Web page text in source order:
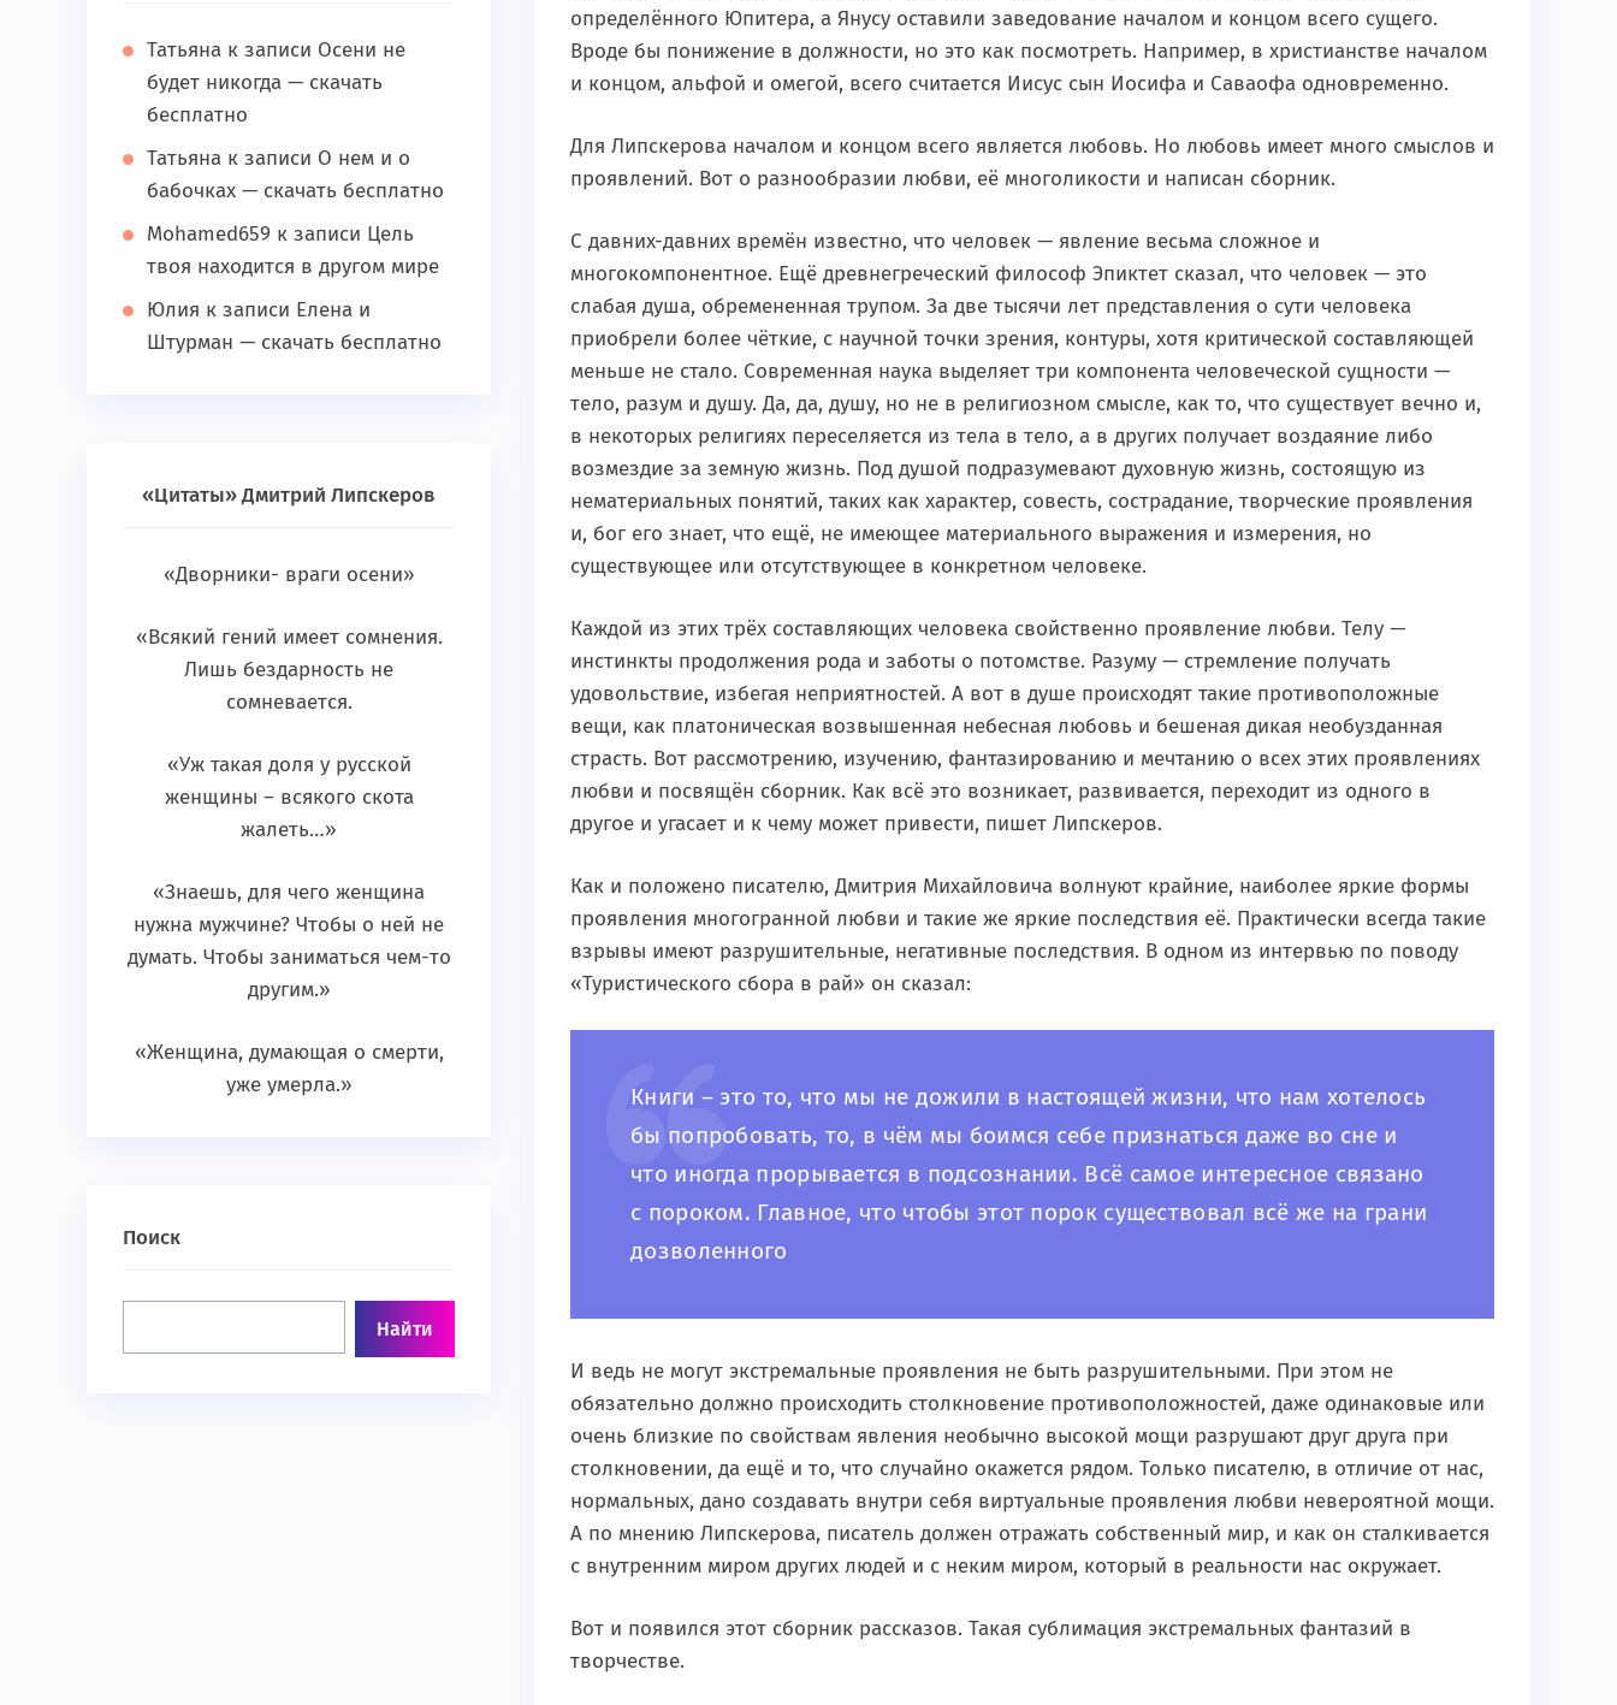
определённого Юпитера, а Янусу оставили заведование началом и концом всего сущего.
Вроде бы понижение в должности, но это как посмотреть. Например, в христианстве началом
и концом, альфой и омегой, всего считается Иисус сын Иосифа и Саваофа одновременно.
Для Липскерова началом и концом всего является любовь. Но любовь имеет много смыслов и
проявлений. Вот о разнообразии любви, её многоликости и написан сборник.
С давних-давних времён известно, что человек — явление весьма сложное и
многокомпонентное. Ещё древнегреческий философ Эпиктет сказал, что человек — это
слабая душа, обремененная трупом. За две тысячи лет представления о сути человека
приобрели более чёткие, с научной точки зрения, контуры, хотя критической составляющей
меньше не стало. Современная наука выделяет три компонента человеческой сущности —
тело, разум и душу. Да, да, душу, но не в религиозном смысле, как то, что существует вечно и,
в некоторых религиях переселяется из тела в тело, а в других получает воздаяние либо
возмездие за земную жизнь. Под душой подразумевают духовную жизнь, состоящую из
нематериальных понятий, таких как характер, совесть, сострадание, творческие проявления
и, бог его знает, что ещё, не имеющее материального выражения и измерения, но
существующее или отсутствующее в конкретном человеке.
Каждой из этих трёх составляющих человека свойственно проявление любви. Телу —
инстинкты продолжения рода и заботы о потомстве. Разуму — стремление получать
удовольствие, избегая неприятностей. А вот в душе происходят такие противоположные
вещи, как платоническая возвышенная небесная любовь и бешеная дикая необузданная
страсть. Вот рассмотрению, изучению, фантазированию и мечтанию о всех этих проявлениях
любви и посвящён сборник. Как всё это возникает, развивается, переходит из одного в
другое и угасает и к чему может привести, пишет Липскеров.
Как и положено писателю, Дмитрия Михайловича волнуют крайние, наиболее яркие формы
проявления многогранной любви и такие же яркие последствия её. Практически всегда такие
взрывы имеют разрушительные, негативные последствия. В одном из интервью по поводу
«Туристического сбора в рай» он сказал:
Книги – это то, что мы не дожили в настоящей жизни, что нам хотелось
бы попробовать, то, в чём мы боимся себе признаться даже во сне и
что иногда прорывается в подсознании. Всё самое интересное связано
с пороком. Главное, что чтобы этот порок существовал всё же на грани
дозволенного
И ведь не могут экстремальные проявления не быть разрушительными. При этом не
обязательно должно происходить столкновение противоположностей, даже одинаковые или
очень близкие по свойствам явления необычно высокой мощи разрушают друг друга при
столкновении, да ещё и то, что случайно окажется рядом. Только писателю, в отличие от нас,
нормальных, дано создавать внутри себя виртуальные проявления любви невероятной мощи.
А по мнению Липскерова, писатель должен отражать собственный мир, и как он сталкивается
с внутренним миром других людей и с неким миром, который в реальности нас окружает.
Вот и появился этот сборник рассказов. Такая сублимация экстремальных фантазий в
творчестве.
Татьяна к записи Осени не
будет никогда — скачать
бесплатно
Татьяна к записи О нем и о
бабочках — скачать бесплатно
Mohamed659 к записи Цель
твоя находится в другом мире
Юлия к записи Елена и
Штурман — скачать бесплатно
«Цитаты» Дмитрий Липскеров
«Дворники- враги осени»
«Всякий гений имеет сомнения.
Лишь бездарность не
сомневается.
«Уж такая доля у русской
женщины – всякого скота
жалеть…»
«Знаешь, для чего женщина
нужна мужчине? Чтобы о ней не
думать. Чтобы заниматься чем-то
другим.»
«Женщина, думающая о смерти,
уже умерла.»
Поиск